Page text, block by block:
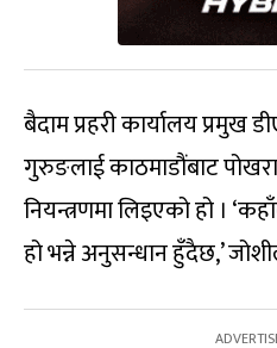
बैदाम प्रहरी कार्यालय प्रमुख
गुरुङलाई काठमाडौंबाट
नियन्त्रणमा लिइएको हो ।
हो भन्ने अनुसन्धान हुँदैछ,’